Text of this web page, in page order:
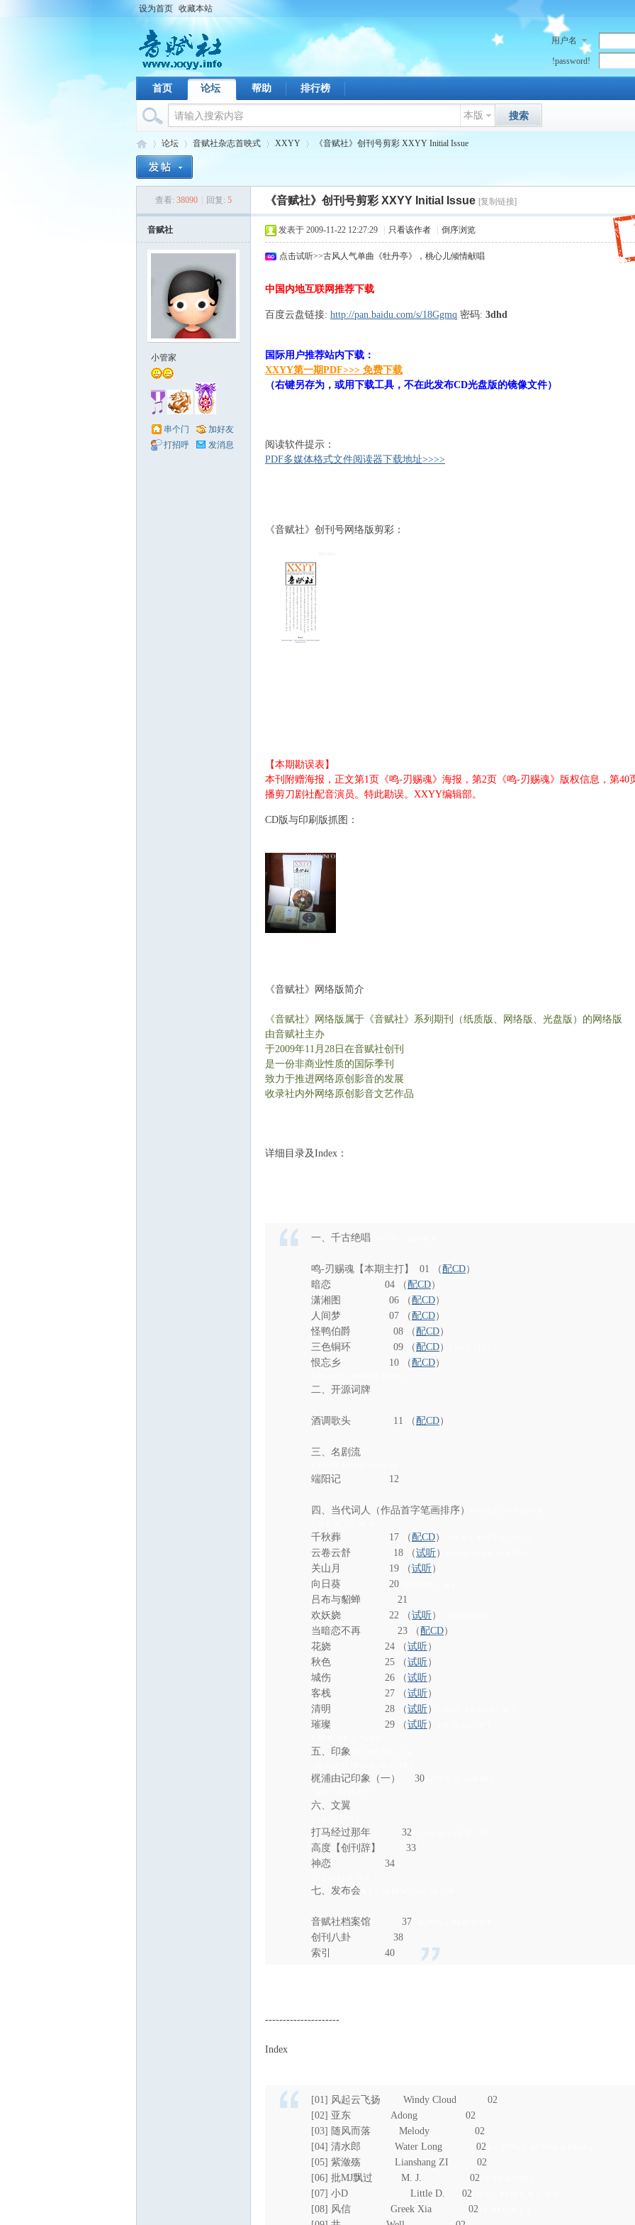
设为首页 收藏本站
用户名
!password!
首页 论坛 帮助 排行榜
本版 搜索
论坛
›
音赋社杂志首映式 XXYY
›
《音赋社》创刊号剪彩 XXYY Initial Issue
查看: 38090 回复: 5 《音赋社》创刊号剪彩 XXYY Initial Issue [复制链接]
音赋社
小管家
串个门
加好友
打招呼
发消息
发表于 2009-11-22 12:27:29 只看该作者 倒序浏览
点击试听>>古风人气单曲《牡丹亭》，桃心儿倾情献唱
中国内地互联网推荐下载
百度云盘链接: http://pan.baidu.com/s/18Ggmq 密码: 3dhd
国际用户推荐站内下载：
XXYY第一期PDF>>> 免费下载
（右键另存为，或用下载工具，不在此发布CD光盘版的镜像文件）
阅读软件提示：
PDF多媒体格式文件阅读器下载地址>>>>
《音赋社》创刊号网络版剪彩：
【本期勘误表】
本刊附赠海报，正文第1页《鸣-刃赐魂》海报，第2页《鸣-刃赐魂》版权信息，第40
播剪刀剧社配音演员。特此勘误。XXYY编辑部。
CD版与印刷版抓图：
《音赋社》网络版简介
《音赋社》网络版属于《音赋社》系列期刊（纸质版、网络版、光盘版）的网络版
由音赋社主办
于2009年11月28日在音赋社创刊
是一份非商业性质的国际季刊
致力于推进网络原创影音的发展
收录社内外网络原创影音文艺作品
详细目录及Index：
一、千古绝唱
鸣-刃赐魂【本期主打】 01 （配CD）
暗恋 04 （配CD）
潇湘图 06 （配CD）
人间梦 07 （配CD）
怪鸭伯爵 08 （配CD）
三色铜环 09 （配CD）
恨忘乡 10 （配CD）
二、开源词牌
酒调歌头 11 （配CD）
三、名剧流
端阳记 12
四、当代词人（作品首字笔画排序）
千秋葬 17 （配CD）
云卷云舒 18 （试听）
关山月 19 （试听）
向日葵 20
吕布与貂蝉 21
欢妖娆 22 （试听）
当暗恋不再 23 （配CD）
花娆 24 （试听）
秋色 25 （试听）
城伤 26 （试听）
客栈 27 （试听）
清明 28 （试听）
璀璨 29 （试听）
五、印象
梶浦由记印象（一） 30
六、文翼
打马经过那年 32
高度【创刊辞】 33
神恋 34
七、发布会
音赋社档案馆 37
创刊八卦 38
索引 40
---------------------
Index
[01] 风起云飞扬 Windy Cloud 02
[02] 亚东 Adong 02
[03] 随风而落 Melody 02
[04] 清水郎 Water Long 02
[05] 紫潋殇 Lianshang ZI 02
[06] 批MJ飘过 M. J. 02
[07] 小D Little D. 02
[08] 风信 Greek Xia 02